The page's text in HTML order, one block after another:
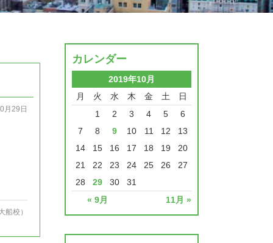
月29日
船校）
カレンダー
2019年10月
月
火 水 木 金 土 日
« 9月 11月 »
1 2 3 4 5
6
7
8 9 10 11 12
13
14
15 16 17 18 19
20
21
22 23 24 25 26
27
28
29 30 31